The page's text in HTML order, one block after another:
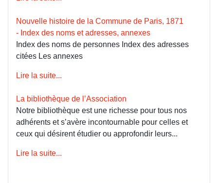
Nouvelle histoire de la Commune de Paris, 1871
- Index des noms et adresses, annexes
Index des noms de personnes Index des adresses
citées Les annexes
Lire la suite...
La bibliothèque de l’Association
Notre bibliothèque est une richesse pour tous nos
adhérents et s’avère incontournable pour celles et
ceux qui désirent étudier ou approfondir leurs...
Lire la suite...